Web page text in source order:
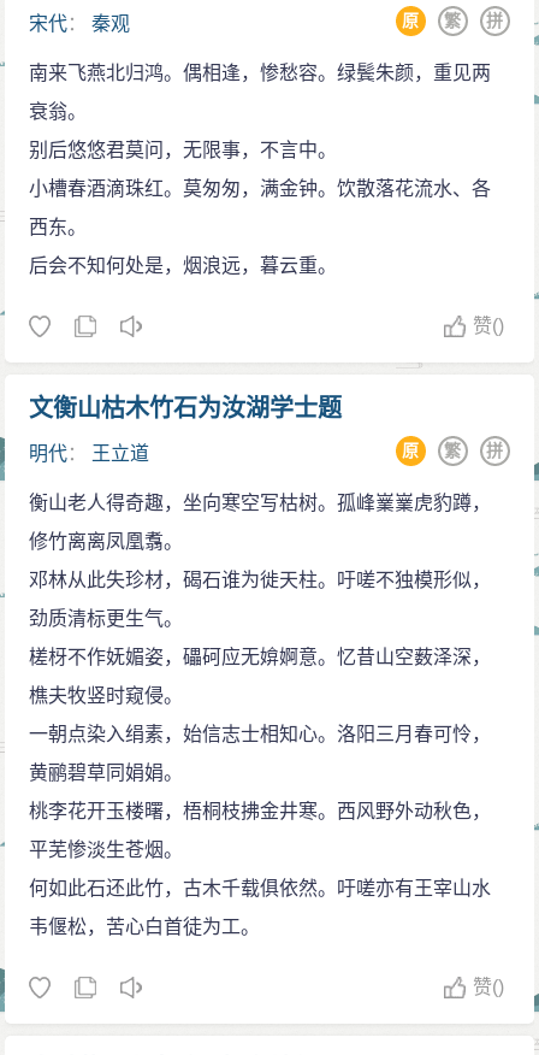
宋代：秦观 拼
繁
原
南来飞燕北归鸿。偶相逢，惨愁容。绿鬓朱颜，重见两
衰翁。
别后悠悠君莫问，无限事，不言中。
小槽春酒滴珠红。莫匆匆，满金钟。饮散落花流水、各
西东。
后会不知何处是，烟浪远，暮云重。
赞()
文衡山枯木竹石为汝湖学士题
明代： 王立道 拼
繁
原
衡山老人得奇趣，坐向寒空写枯树。孤峰嶪嶪虎豹蹲，
修竹离离凤凰翥。
邓林从此失珍材，碣石谁为徙天柱。吁嗟不独模形似，
劲质清标更生气。
槎枒不作妩媚姿，礧砢应无媕婀意。忆昔山空薮泽深，
樵夫牧竖时窥侵。
一朝点染入绢素，始信志士相知心。洛阳三月春可怜，
黄鹂碧草同娟娟。
桃李花开玉楼曙，梧桐枝拂金井寒。西风野外动秋色，
平芜惨淡生苍烟。
何如此石还此竹，古木千载俱依然。吁嗟亦有王宰山水
韦偃松，苦心白首徒为工。
赞()